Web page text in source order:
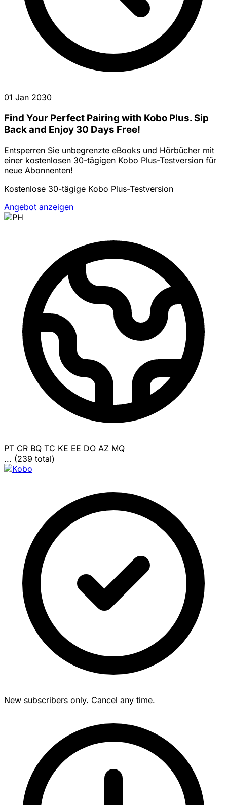
01 Jan 2030
Find Your Perfect Pairing with Kobo Plus. Sip
Back and Enjoy 30 Days Free!
Entsperren Sie unbegrenzte eBooks und Hörbücher mit
einer kostenlosen 30-tägigen Kobo Plus-Testversion für
neue Abonnenten!
Kostenlose 30-tägige Kobo Plus-Testversion
Angebot anzeigen
PT CR BQ TC KE EE DO AZ MQ
... (239 total)
New subscribers only. Cancel any time.